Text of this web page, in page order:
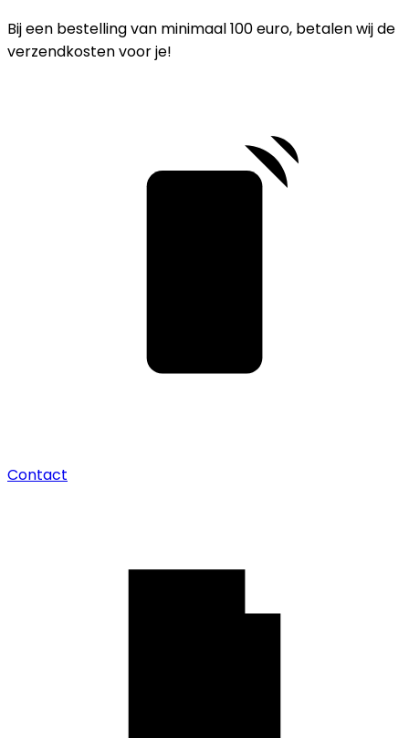
Bij een bestelling van minimaal 100 euro, betalen wij de
verzendkosten voor je!
Contact